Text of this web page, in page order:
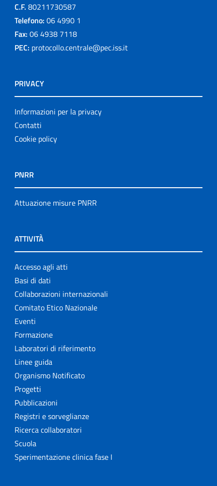
C.F. 80211730587
Telefono: 06 4990 1
Fax: 06 4938 7118
PEC: protocollo.centrale@pec.iss.it
PRIVACY
Informazioni per la privacy
Contatti
Cookie policy
PNRR
Attuazione misure PNRR
ATTIVITÀ
Accesso agli atti
Basi di dati
Collaborazioni internazionali
Comitato Etico Nazionale
Eventi
Formazione
Laboratori di riferimento
Linee guida
Organismo Notificato
Progetti
Pubblicazioni
Registri e sorveglianze
Ricerca collaboratori
Scuola
Sperimentazione clinica fase I